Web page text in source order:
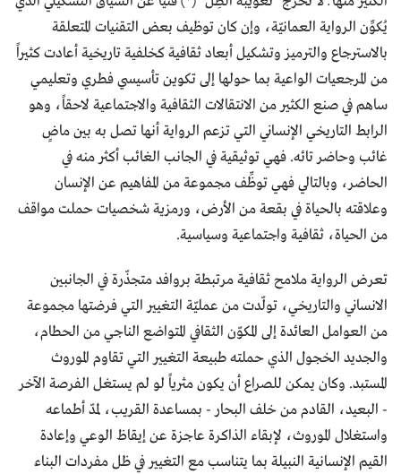
يُكوِّن الرواية العمانيّة، وإن كان توظيف بعض التقنيات المتعلقة
بالاسترجاع والترميز وتشكيل أبعاد ثقافية كخلفية تاريخية أعادت كثيراً
من المرجعيات الواعية بما حولها إلى تكوين تأسيسي فطري وتعليمي
ساهم في صنع الكثير من الانتقالات الثقافية والاجتماعية لاحقاً، وهو
الرابط التاريخي الإنساني التي تزعم الرواية أنها تصل به بين ماضٍ
غائب وحاضر تائه. فهي توثيقية في الجانب الغائب أكثر منه في
الحاضر، وبالتالي فهي توظِّف مجموعة من المفاهيم عن الإنسان
وعلاقته بالحياة في بقعة من الأرض، ورمزية شخصيات حملت مواقف
من الحياة، ثقافية واجتماعية وسياسية.
تعرض الرواية ملامح ثقافية مرتبطة بروافد متجذّرة في الجانبين
الانساني والتاريخي، تولّدت من عمليّة التغيير التي فرضتها مجموعة
من العوامل العائدة إلى المكوّن الثقافي المتواضع الناجي من الحطام،
والجديد الخجول الذي حملته طبيعة التغيير التي تقاوم الموروث
المستبد. وكان يمكن للصراع أن يكون مثرياً لو لم يستغل الفرصة الآخر
- البعيد، القادم من خلف البحار - بمساعدة القريب، لمدّ أطماعه
واستغلال الموروث، لإبقاء الذاكرة عاجزة عن إيقاظ الوعي وإعادة
القيم الإنسانية النبيلة بما يتناسب مع التغيير في ظل مفردات البناء